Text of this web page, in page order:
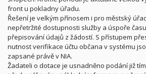
front u pokladny úřadu.
Řešení je velkým přínosem i pro městský
nepřetržité dostupnosti služby a úspoře
přepisování údajů z žádostí. S přístupem
nutnost verifikace účtu občana v systému
zapsané právě v NIA.
Žadateli o dotace je usnadněno podání již